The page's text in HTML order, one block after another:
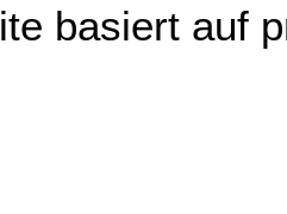
basiert auf